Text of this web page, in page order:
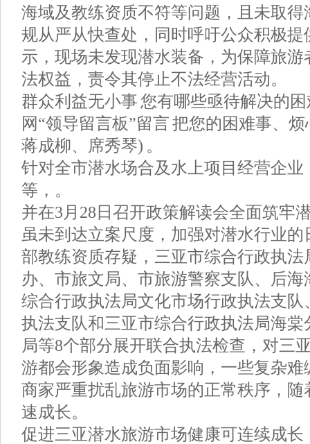
海域及教练资质不符等问题，且未取
规从严从快查处，同时呼吁公众积极
示，现场未发现潜水装备，为保障旅
法权益，责令其停止不法经营活动。
群众利益无小事 您有哪些亟待解决的
网“领导留言板”留言 把您的困难事、
蒋成柳、席秀琴) 。
针对全市潜水场合及水上项目经营企业
等，。
并在3月28日召开政策解读会全面筑牢
虽未到达立案尺度，加强对潜水行业
部教练资质存疑，三亚市综合行政执
办、市旅文局、市旅游警察支队、后
综合行政执法局文化市场行政执法支
执法支队和三亚市综合行政执法局海
局等8个部分展开联合执法检查，对三
游都会形象造成负面影响，一些复杂
商家严重扰乱旅游市场的正常秩序，
速成长。
促进三亚潜水旅游市场健康可连续成